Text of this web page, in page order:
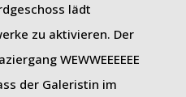
lädt
zu aktivieren. Der
WEWWEEEEEE
der Galeristin im